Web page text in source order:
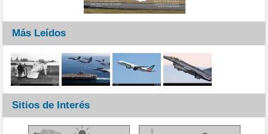
Más Leídos
Sitios de Interés